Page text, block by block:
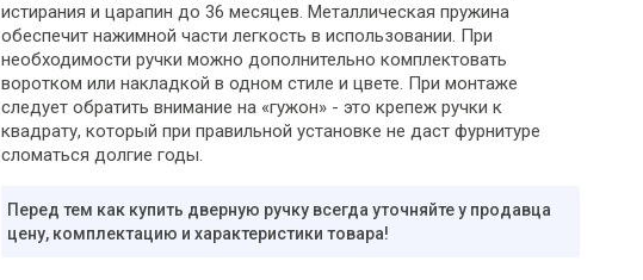
истирания и царапин до 36 месяцев. Металлическая пружина
обеспечит нажимной части легкость в использовании. При
необходимости ручки можно дополнительно комплектовать
воротком или накладкой в ​​одном стиле и цвете. При монтаже
следует обратить внимание на «гужон» - это крепеж ручки к
квадрату, который при правильной установке не даст фурнитуре
сломаться долгие годы.
Перед тем как купить дверную ручку всегда уточняйте у продавца
цену, комплектацию и характеристики товара!